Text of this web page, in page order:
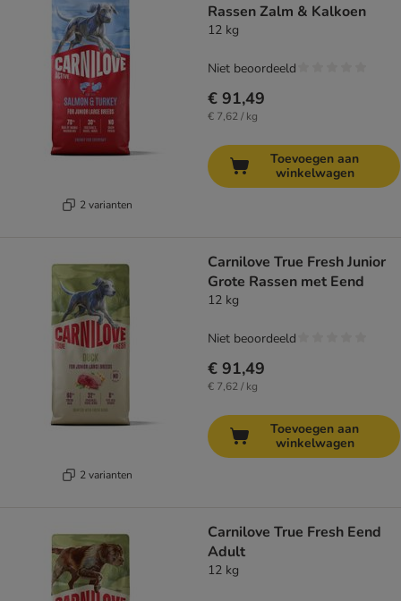
2 varianten
Rassen Zalm & Kalkoen
12 kg
€ 91,49
€ 7,62 / kg
Niet beoordeeld
Toevoegen aan
winkelwagen
2 varianten
Carnilove True Fresh Junior
Grote Rassen met Eend
12 kg
€ 91,49
€ 7,62 / kg
Niet beoordeeld
Toevoegen aan
winkelwagen
Carnilove True Fresh Eend
Adult
12 kg